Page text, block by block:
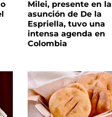
Milei, presente en la
asunción de De la
Espriella, tuvo una
intensa agenda en
Colombia